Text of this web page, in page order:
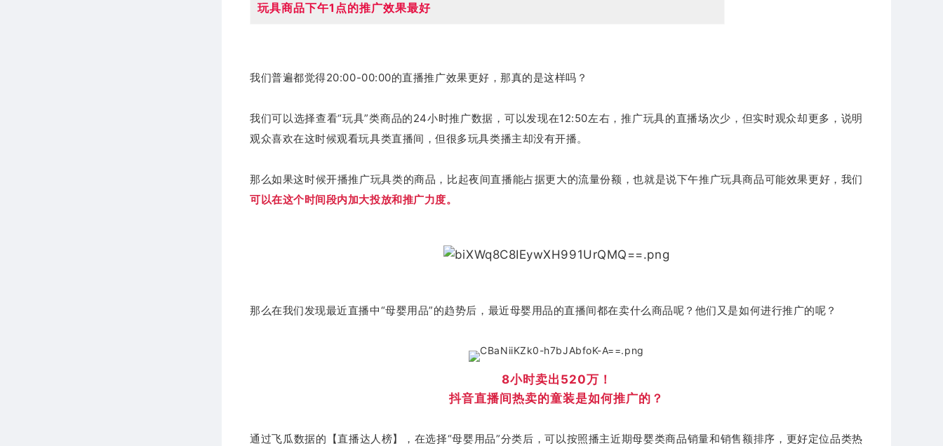
玩具商品下午1点的推广效果最好
我们普遍都觉得20:00-00:00的直播推广效果更好，那真的是这样吗？
我们可以选择查看“玩具”类商品的24小时推广数据，可以发现在12:50左右，推广玩具的直播场次少，但实时观众却更多，说明
观众喜欢在这时候观看玩具类直播间，但很多玩具类播主却没有开播。
那么如果这时候开播推广玩具类的商品，比起夜间直播能占据更大的流量份额，也就是说下午推广玩具商品可能效果更好，我们
可以在这个时间段内加大投放和推广力度。
那么在我们发现最近直播中“母婴用品”的趋势后，最近母婴用品的直播间都在卖什么商品呢？ 他们又是如何进行推广的呢？
8小时卖出520万！
抖音直播间热卖的童装是如何推广的？
通过飞瓜数据的【直播达人榜】，在选择“母婴用品”分类后，可以按照播主近期母婴类商品销量和销售额排序，更好定位品类热